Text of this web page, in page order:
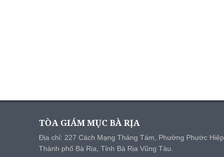
TÒA GIÁM MỤC BÀ RỊA
Địa chỉ: 227 Cách Mạng Tháng Tám, Phường Phước Hiệp,
Thành phố Bà Rịa, Tỉnh Bà Rịa Vũng Tàu.